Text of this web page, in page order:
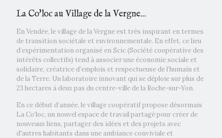
La Co'loc au Village de la Vergne...
En Vendée, le village de la Vergne est très inspirant en termes
de transition sociétale et environnementale. En effet, ce lieu
d’expérimentation organisé en Scic (Société coopérative des
intérêts collectifs) tend à associer une économie sociale et
solidaire, créatrice d’emplois et respectueuse de l’humain et
de la Terre. Un laboratoire innovant qui se déploie sur plus de
23 hectares à deux pas du centre-ville de la Roche-sur-Yon.
En ce début d’année, le village coopératif propose désormais
La Co’loc, un nouvel espace de travail partagé pour créer de
nouveaux liens, partager des idées et des projets avec
d'autres habitants dans une ambiance conviviale et